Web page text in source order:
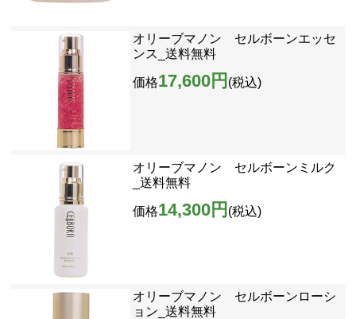
オリーブマノン セルボーンエッセ
ンス_送料無料
価格17,600円 (税込)
オリーブマノン セルボーンミルク
_送料無料
価格14,300円 (税込)
オリーブマノン セルボーンローシ
ョン_送料無料